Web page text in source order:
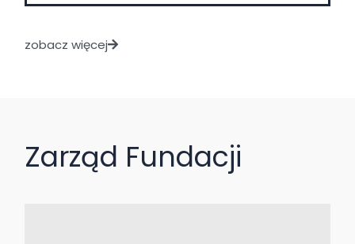
zobacz więcej
Zarząd Fundacji